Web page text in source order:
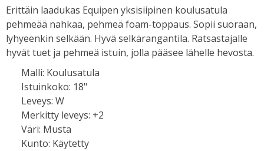
hinta
oli:
1600,00 €.
hinta
on:
1490,00 €.
Erittäin laadukas Equipen yksisiipinen koulusatula
pehmeää nahkaa, pehmeä foam-toppaus. Sopii suoraan,
lyhyeenkin selkään. Hyvä selkärangantila. Ratsastajalle
hyvät tuet ja pehmeä istuin, jolla pääsee lähelle hevosta.
Malli: Koulusatula
Istuinkoko: 18"
Leveys: W
Merkitty leveys: +2
Väri: Musta
Kunto: Käytetty